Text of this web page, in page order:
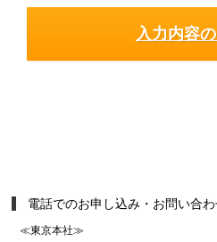
電話でのお申し込み・お問い合
≪東京本社≫